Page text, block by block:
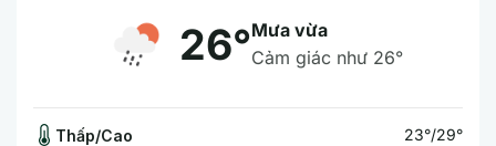
26°Mưa vừa
Cảm giác như 26°
Thấp/Cao 23°/29°